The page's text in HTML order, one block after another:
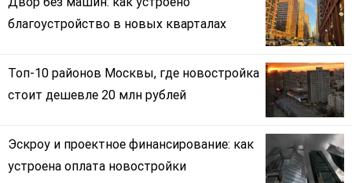
благоустройство в новых кварталах
Топ-10 районов Москвы, где новостройка
стоит дешевле 20 млн рублей
Эскроу и проектное финансирование: как
устроена оплата новостройки